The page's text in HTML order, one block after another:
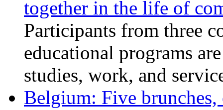
together in the life of
Participants from three
educational programs
studies, work, and
Belgium: Five